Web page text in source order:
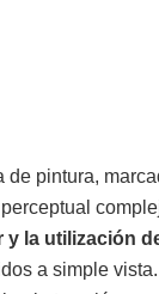
pintura,
la utilización
a simple